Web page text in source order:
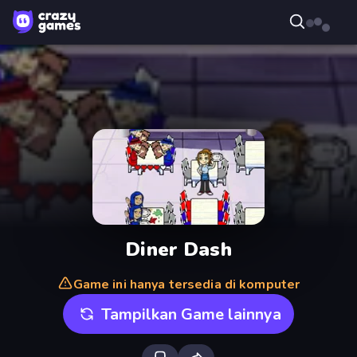
Diner Dash
Game ini hanya tersedia di komputer
Tampilkan Game lainnya